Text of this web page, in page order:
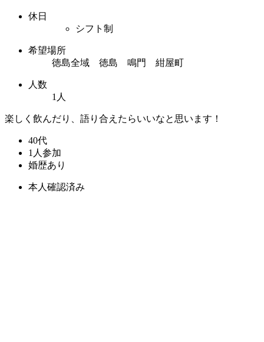
休日
シフト制
希望場所
徳島全域 徳島 鳴門 紺屋町
人数
1人
楽しく飲んだり、語り合えたらいいなと思います！
40代
1人参加
婚歴あり
本人確認済み